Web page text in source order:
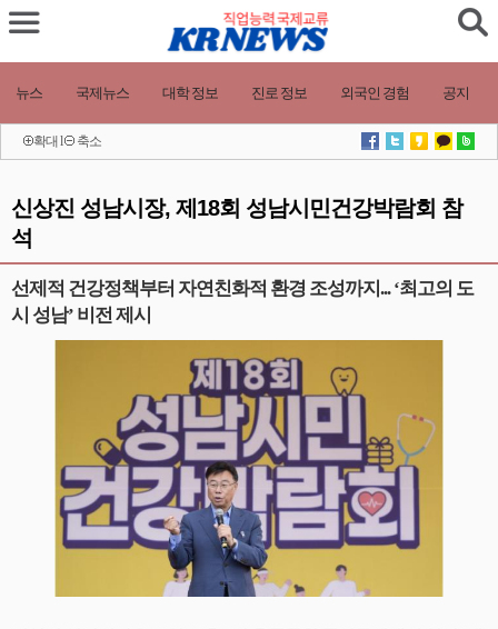
뉴스 국제뉴스 대학 정보 진로 정보 외국인 경험 공지
확대 l 축소
신상진 성남시장, 제18회 성남시민건강박람회 참
석
선제적 건강정책부터 자연친화적 환경 조성까지... ‘최고의 도
시 성남’ 비전 제시